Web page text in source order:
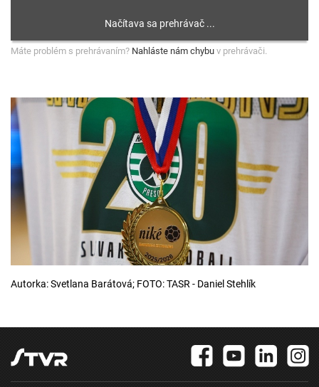
Máte problém s prehrávaním? Nahláste nám chybu v prehrávači.
Autorka: Svetlana Barátová; FOTO: TASR - Daniel Stehlík